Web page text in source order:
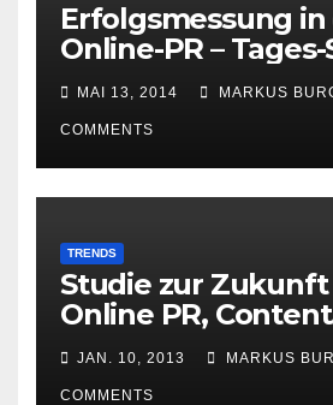
Erfolgsmessung in
Online-PR –
Hamburg am 23.
MAI 13, 2014 MARKUS
COMMENTS
TRENDS
Studie zur Zukunft
Online PR, Content
Marketing und
gewinnen
JAN. 10, 2013 MARKUS
COMMENTS